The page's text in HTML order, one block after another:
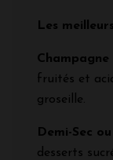
Les
Champagne
fruités et
groseille.
Demi-Sec
desserts